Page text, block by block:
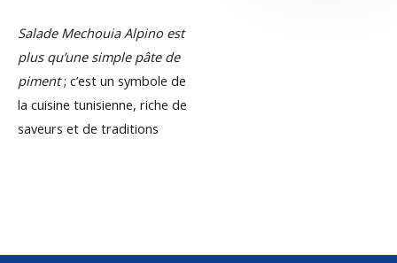
Salade Mechouia Alpino est
plus qu’une simple pâte de
piment; c’est un symbole de
la cuisine tunisienne, riche de
saveurs et de traditions